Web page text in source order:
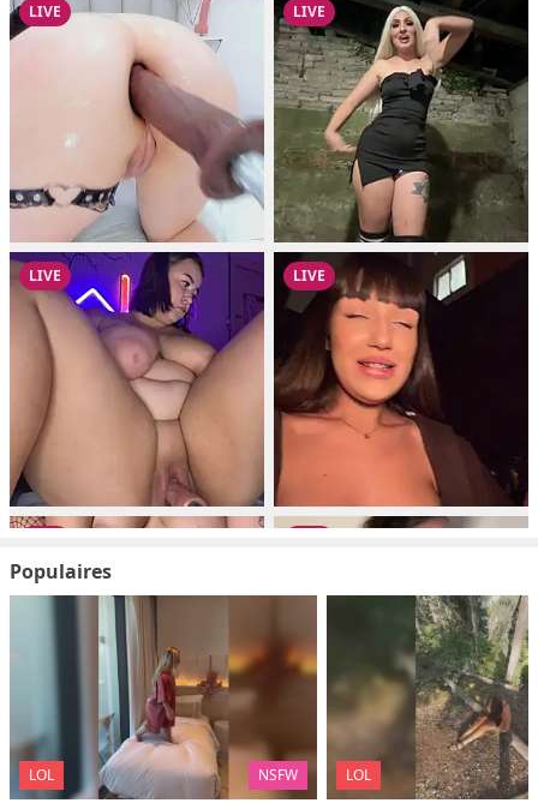
Populaires
LOL NSFW LOL